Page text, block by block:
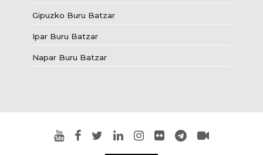
Gipuzko Buru Batzar
Ipar Buru Batzar
Napar Buru Batzar